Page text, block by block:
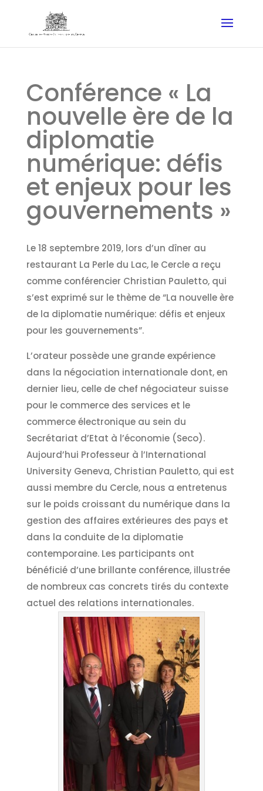
Conférence « La
nouvelle ère de la
diplomatie
numérique: défis
et enjeux pour les
gouvernements »
Le 18 septembre 2019, lors d’un dîner au
restaurant La Perle du Lac, le Cercle a reçu
comme conférencier Christian Pauletto, qui
s’est exprimé sur le thème de “La nouvelle ère
de la diplomatie numérique: défis et enjeux
pour les gouvernements”.
L’orateur possède une grande expérience
dans la négociation internationale dont, en
dernier lieu, celle de chef négociateur suisse
pour le commerce des services et le
commerce électronique au sein du
Secrétariat d’Etat à l’économie (Seco).
Aujourd’hui Professeur à l’International
University Geneva, Christian Pauletto, qui est
aussi membre du Cercle, nous a entretenus
sur le poids croissant du numérique dans la
gestion des affaires extérieures des pays et
dans la conduite de la diplomatie
contemporaine. Les participants ont
bénéficié d’une brillante conférence, illustrée
de nombreux cas concrets tirés du contexte
actuel des relations internationales.